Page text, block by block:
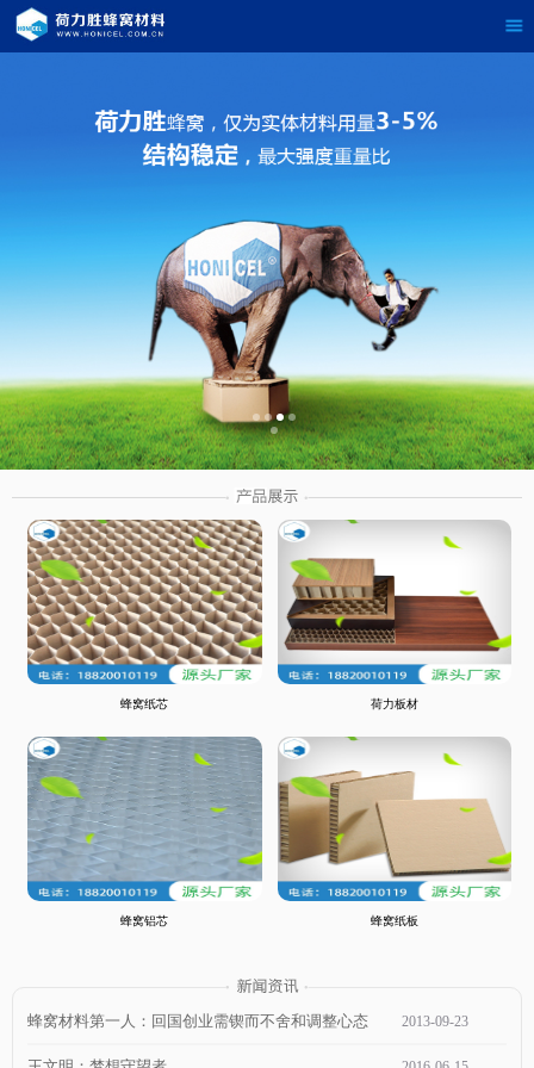
茶
蜂窝纸芯 荷力板材
蜂窝铝芯 蜂窝纸板
蜂窝材料第一人：回国创业需锲而不舍和调整心态 2013-09-23